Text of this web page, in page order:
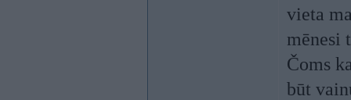
vieta
mēnesi
Čoms
būt